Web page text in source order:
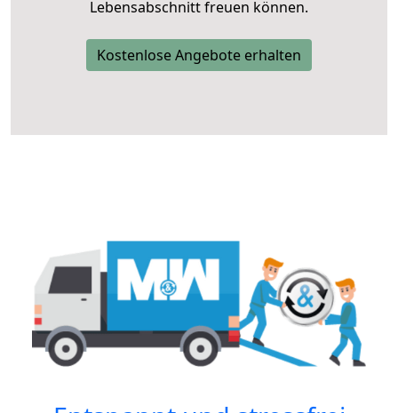
Lebensabschnitt freuen können.
Kostenlose Angebote erhalten